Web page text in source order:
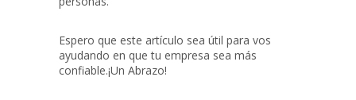
Espero que este artículo sea útil para vos
ayudando en que tu empresa sea más
confiable.¡Un Abrazo!